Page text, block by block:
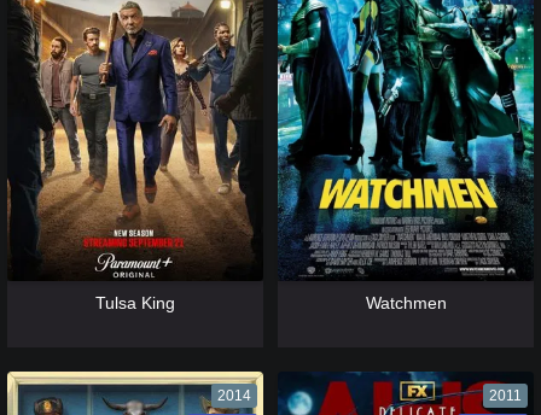
Tulsa King Watchmen
2014 2011